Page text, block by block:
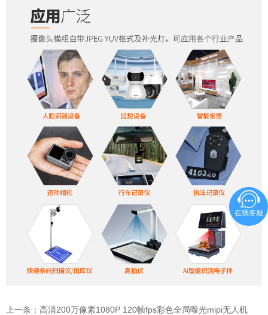
上一条： 高清200万像素1080P 120帧fps彩色全局曝光mipi无人机
在线客服